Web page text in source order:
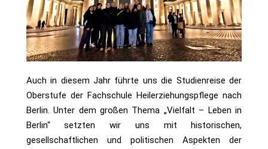
Auch in diesem Jahr führte uns die Studienreise der
Oberstufe der Fachschule Heilerziehungspflege nach
Berlin. Unter dem großen Thema „Vielfalt – Leben in
Berlin“ setzten wir uns mit historischen,
gesellschaftlichen und politischen Aspekten der